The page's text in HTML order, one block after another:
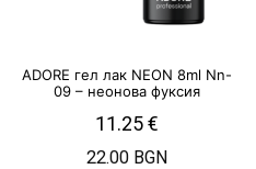
ADORE гел лак NEON 8ml Nn-
09 – неонова фуксия
11.25€
22.00 BGN